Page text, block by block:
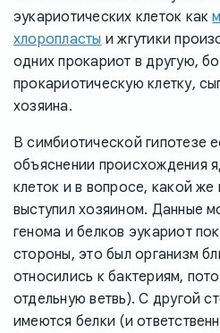
эукариотических клеток как
хлоропласты и жгутики
одних прокариот в другую,
прокариотическую клетку,
хозяина.
В симбиотической гипотезе
объяснении происхождения
клеток и в вопросе, какой
выступил хозяином. Данные
генома и белков эукариот
стороны, это был организм
относились к бактериям,
отдельную ветвь). С другой
имеются белки (и